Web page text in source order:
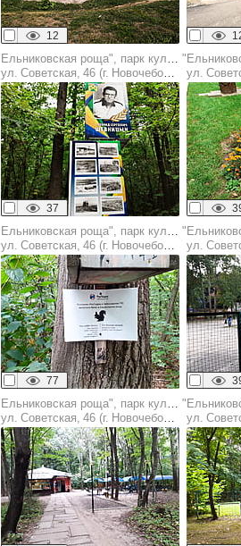
12
"Ельниковская роща", парк культуры и отдыха
ул. Советская, 46 (г. Новочебоксарск)
37
ул.
"Ельниковская роща", парк культуры и отдыха
ул. Советская, 46 (г. Новочебоксарск)
77
ул.
"Ельниковская роща", парк культуры и отдыха
ул. Советская, 46 (г. Новочебоксарск)
ул.